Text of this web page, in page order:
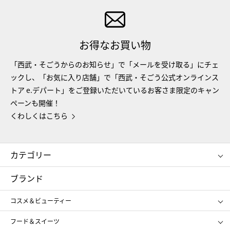
お得なお買い物
「西武・そごうからのお知らせ」で「メールを受け取る」にチェ
ックし、「お気に入り店舗」で「西武・そごう公式オンラインス
トア e.デパート」をご登録いただいているお客さま限定のキャン
ペーンも開催！
くわしくはこちら
カテゴリー
コスメ＆ビューティー
ギフト
レディース
メンズ
スポーツ・アウトドア
ブランド
コスメ＆ビューティー
SHISEIDO
フード＆スイーツ